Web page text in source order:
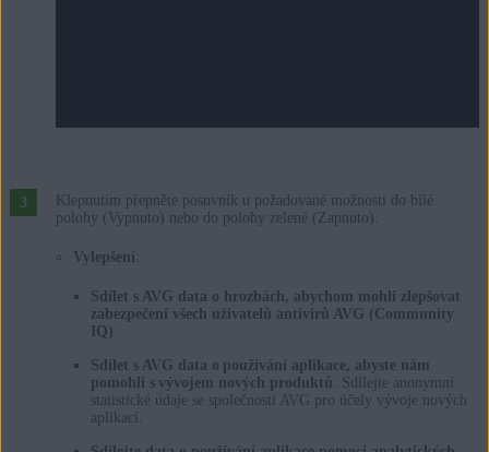
Klepnutím přepněte posuvník u požadované možnosti do bílé
polohy (Vypnuto) nebo do polohy zelené (Zapnuto).
Vylepšení
Sdílet s AVG data o hrozbách, abychom mohli zlepšovat
zabezpečení všech uživatelů antivirů AVG (Community
IQ)
Sdílet s AVG data o používání aplikace, abyste nám
pomohli s vývojem nových produktů : Sdílejte anonymní
statistické údaje se společností AVG pro účely vývoje nových
aplikací.